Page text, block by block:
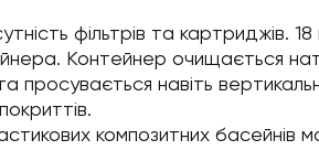
фільтрів та картриджів.
Контейнер очищається
просувається навіть
композитних